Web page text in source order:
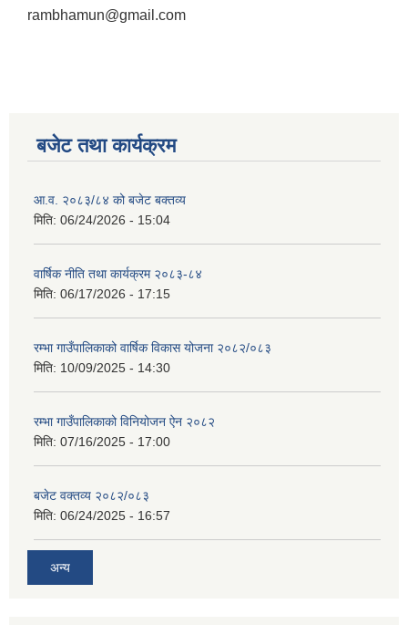
rambhamun@gmail.com
बजेट तथा कार्यक्रम
आ.व. २०८३/८४ को बजेट बक्तव्य
मिति: 06/24/2026 - 15:04
वार्षिक नीति तथा कार्यक्रम २०८३-८४
मिति: 06/17/2026 - 17:15
रम्भा गाउँपालिकाको वार्षिक विकास योजना २०८२/०८३
मिति: 10/09/2025 - 14:30
रम्भा गाउँपालिकाको विनियोजन ऐन २०८२
मिति: 07/16/2025 - 17:00
बजेट वक्तव्य २०८२/०८३
मिति: 06/24/2025 - 16:57
अन्य